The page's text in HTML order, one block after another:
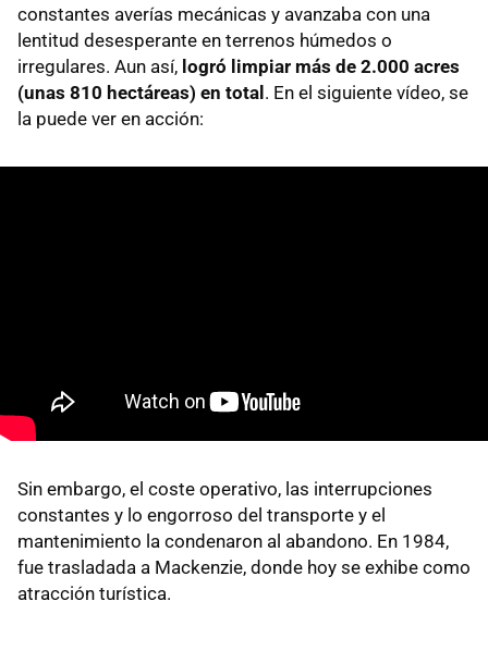
constantes averías mecánicas y avanzaba con una
lentitud desesperante en terrenos húmedos o
irregulares. Aun así, logró limpiar más de 2.000 acres
(unas 810 hectáreas) en total. En el siguiente vídeo, se
la puede ver en acción:
Sin embargo, el coste operativo, las interrupciones
constantes y lo engorroso del transporte y el
mantenimiento la condenaron al abandono. En 1984,
fue trasladada a Mackenzie, donde hoy se exhibe como
atracción turística.